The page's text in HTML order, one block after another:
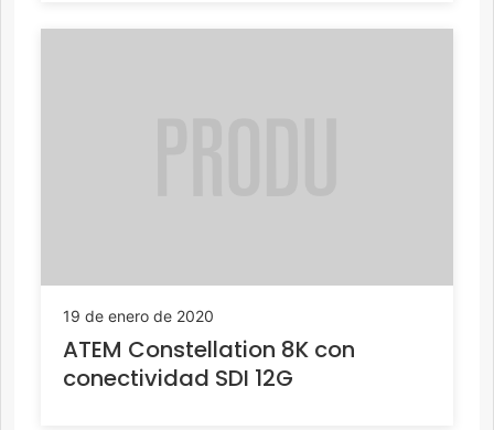
19 de enero de 2020
ATEM Constellation 8K con
conectividad SDI 12G